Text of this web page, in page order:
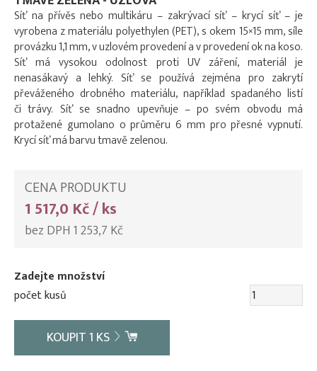
Síť na přívěs nebo multikáru – zakrývací síť – krycí síť – je
vyrobena z materiálu polyethylen (PET), s okem 15×15 mm, síle
provázku 1,1 mm, v uzlovém provedení a v provedení ok na koso.
Síť má vysokou odolnost proti UV záření, materiál je
nenasákavý a lehký. Síť se používá zejména pro zakrytí
převáženého drobného materiálu, například spadaného listí
či trávy. Síť se snadno upevňuje – po svém obvodu má
protažené gumolano o průměru 6 mm pro přesné vypnutí.
Krycí síť má barvu tmavě zelenou.
CENA PRODUKTU
1 517,0 Kč / ks
bez DPH 1 253,7 Kč
Zadejte množství
počet kusů
KOUPIT1 KS